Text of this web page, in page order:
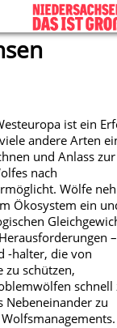
ist ein
andere Arten
und Anlass zur
nach
Wölfe
Ökosystem ein
–
-halter, die von
zu schützen,
schnell
zu